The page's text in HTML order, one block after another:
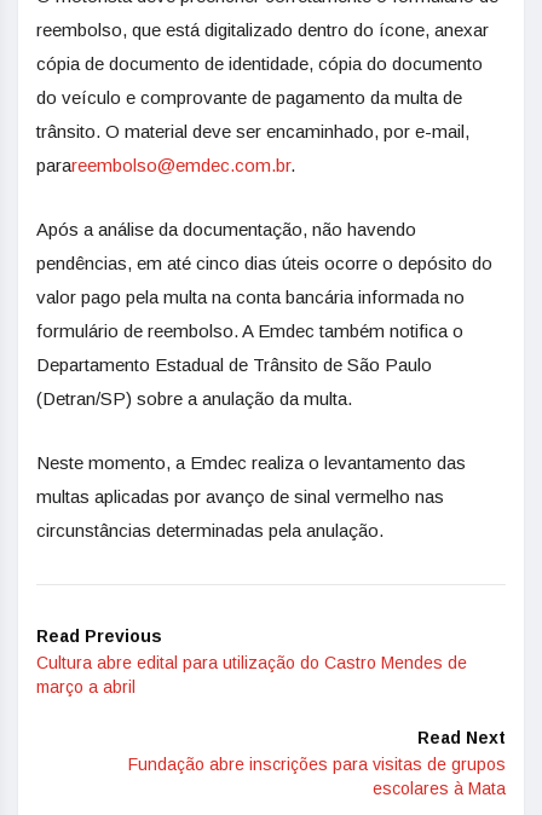
reembolso, que está digitalizado dentro do ícone, anexar
cópia de documento de identidade, cópia do documento
do veículo e comprovante de pagamento da multa de
trânsito. O material deve ser encaminhado, por e-mail,
parareembolso@emdec.com.br.
Após a análise da documentação, não havendo
pendências, em até cinco dias úteis ocorre o depósito do
valor pago pela multa na conta bancária informada no
formulário de reembolso. A Emdec também notifica o
Departamento Estadual de Trânsito de São Paulo
(Detran/SP) sobre a anulação da multa.
Neste momento, a Emdec realiza o levantamento das
multas aplicadas por avanço de sinal vermelho nas
circunstâncias determinadas pela anulação.
Read Previous
Cultura abre edital para utilização do Castro Mendes de
março a abril
Read Next
Fundação abre inscrições para visitas de grupos
escolares à Mata